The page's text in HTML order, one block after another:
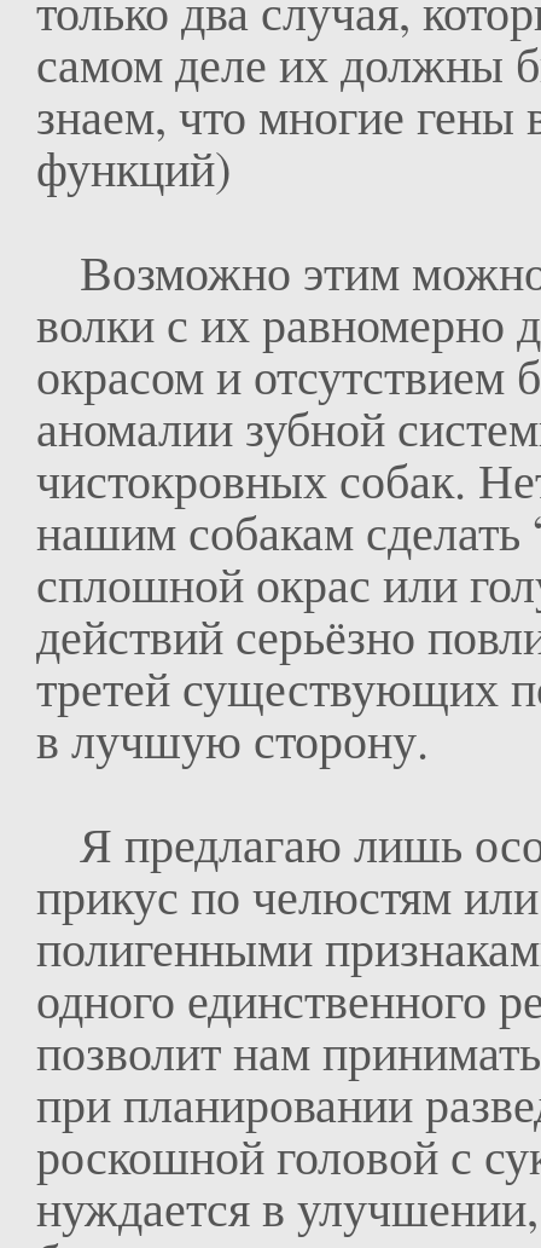
самом деле их должны
знаем, что многие
функций)
Возможно этим можно
волки с их
окрасом и
аномалии зубной
чистокровных собак.
нашим собакам сделать
сплошной окрас или
действий серьёзно
третей существующих
в лучшую сторону.
Я предлагаю лишь
прикус по челюстям
полигенными
одного единственного
позволит нам
при планировании
роскошной головой с
нуждается в